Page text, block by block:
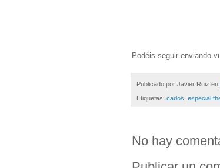
Podéis seguir enviando
Publicado por Javier Ruiz en
Etiquetas: carlos especial
No hay